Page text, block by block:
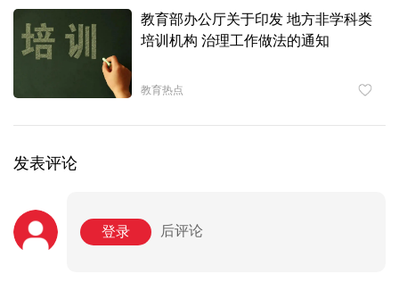
教育部办公厅关于印发 地方非学科类
培训机构 治理工作做法的通知
教育热点
发表评论
登录 后评论